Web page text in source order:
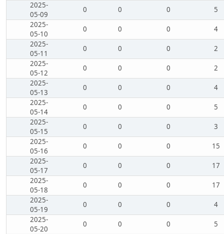
2025-
05-09
0 0 0
5
2025-
05-10
0 0 0
4
2025-
05-11
0 0 0
2
2025-
05-12
0 0 0
2
2025-
05-13
0 0 0
4
2025-
05-14
0 0 0
5
2025-
05-15
0 0 0
3
2025-
05-16
0 0 0
15
2025-
05-17
0 0 0
17
2025-
05-18
0 0 0
17
2025-
05-19
0 0 0
4
2025-
05-20
0 0 0
5